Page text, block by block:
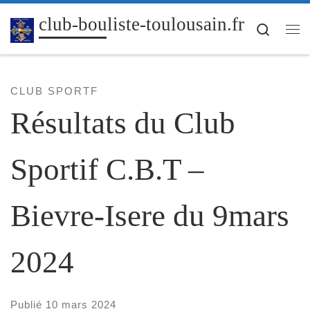
Passer au contenu
club-bouliste-toulousain.fr
Search
CLUB SPORTF
Résultats du Club
Sportif C.B.T –
Bievre-Isere du 9mars
2024
Publié 10 mars 2024